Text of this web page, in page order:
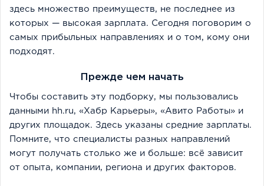
здесь множество преимуществ, не последнее из
которых — высокая зарплата. Сегодня поговорим о
самых прибыльных направлениях и о том, кому они
подходят.
Прежде чем начать
Чтобы составить эту подборку, мы пользовались
данными hh.ru, «Хабр Карьеры», «Авито Работы» и
других площадок. Здесь указаны средние зарплаты.
Помните, что специалисты разных направлений
могут получать столько же и больше: всё зависит
от опыта, компании, региона и других факторов.